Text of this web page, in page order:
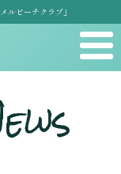
ルビーチクラブ」